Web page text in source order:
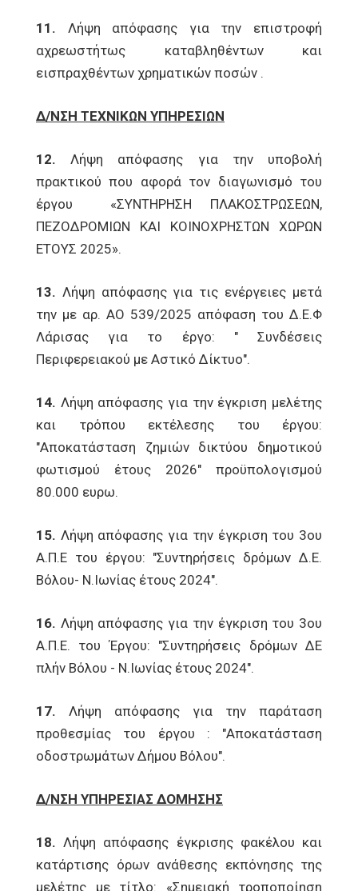
11. Λήψη απόφασης για την επιστροφή
αχρεωστήτως καταβληθέντων και
εισπραχθέντων χρηματικών ποσών .
Δ/ΝΣΗ ΤΕΧΝΙΚΩΝ ΥΠΗΡΕΣΙΩΝ
12. Λήψη απόφασης για την υποβολή
πρακτικού που αφορά τον διαγωνισμό του
έργου «ΣΥΝΤΗΡΗΣΗ ΠΛΑΚΟΣΤΡΩΣΕΩΝ,
ΠΕΖΟΔΡΟΜΙΩΝ ΚΑΙ ΚΟΙΝΟΧΡΗΣΤΩΝ ΧΩΡΩΝ
ΕΤΟΥΣ 2025».
13. Λήψη απόφασης για τις ενέργειες μετά
την με αρ. ΑΟ 539/2025 απόφαση του Δ.Ε.Φ
Λάρισας για το έργο: " Συνδέσεις
Περιφερειακού με Αστικό Δίκτυο".
14. Λήψη απόφασης για την έγκριση μελέτης
και τρόπου εκτέλεσης του έργου:
"Αποκατάσταση ζημιών δικτύου δημοτικού
φωτισμού έτους 2026" προϋπολογισμού
80.000 ευρω.
15. Λήψη απόφασης για την έγκριση του 3ου
Α.Π.Ε του έργου: "Συντηρήσεις δρόμων Δ.Ε.
Βόλου- Ν.Ιωνίας έτους 2024".
16. Λήψη απόφασης για την έγκριση του 3ου
Α.Π.Ε. του Έργου: "Συντηρήσεις δρόμων ΔΕ
πλήν Βόλου - Ν.Ιωνίας έτους 2024".
17. Λήψη απόφασης για την παράταση
προθεσμίας του έργου : "Αποκατάσταση
οδοστρωμάτων Δήμου Βόλου".
Δ/ΝΣΗ ΥΠΗΡΕΣΙΑΣ ΔΟΜΗΣΗΣ
18. Λήψη απόφασης έγκρισης φακέλου και
κατάρτισης όρων ανάθεσης εκπόνησης της
μελέτης με τίτλο: «Σημειακή τροποποίηση